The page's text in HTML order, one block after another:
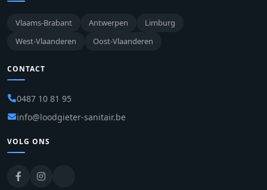
Vlaams-Brabant Antwerpen
Limburg
West-Vlaanderen
Oost-Vlaanderen
CONTACT
0487 10 81 95
info@loodgieter-sanitair.be
VOLG ONS